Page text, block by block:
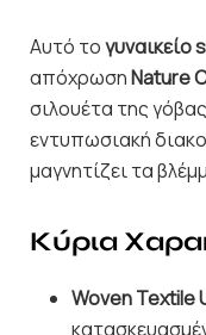
Αυτό τογυναικείο
απόχρωσηNature
σιλουέτα της
εντυπωσιακή
μαγνητίζει τα
Κύρια
Woven Textile